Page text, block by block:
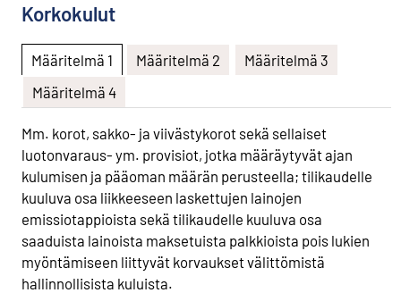
Korkokulut
Määritelmä 1 Määritelmä 2
Määritelmä 3
Määritelmä 4
Mm. korot, sakko- ja viivästykorot sekä sellaiset
luotonvaraus- ym. provisiot, jotka määräytyvät ajan
kulumisen ja pääoman määrän perusteella; tilikaudelle
kuuluva osa liikkeeseen laskettujen lainojen
emissiotappioista sekä tilikaudelle kuuluva osa
saaduista lainoista maksetuista palkkioista pois lukien
myöntämiseen liittyvät korvaukset välittömistä
hallinnollisista kuluista.